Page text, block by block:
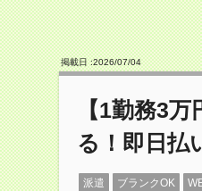
掲載日 :2026/07/04
【1勤務3
る！即日払
派遣 ブランクOK